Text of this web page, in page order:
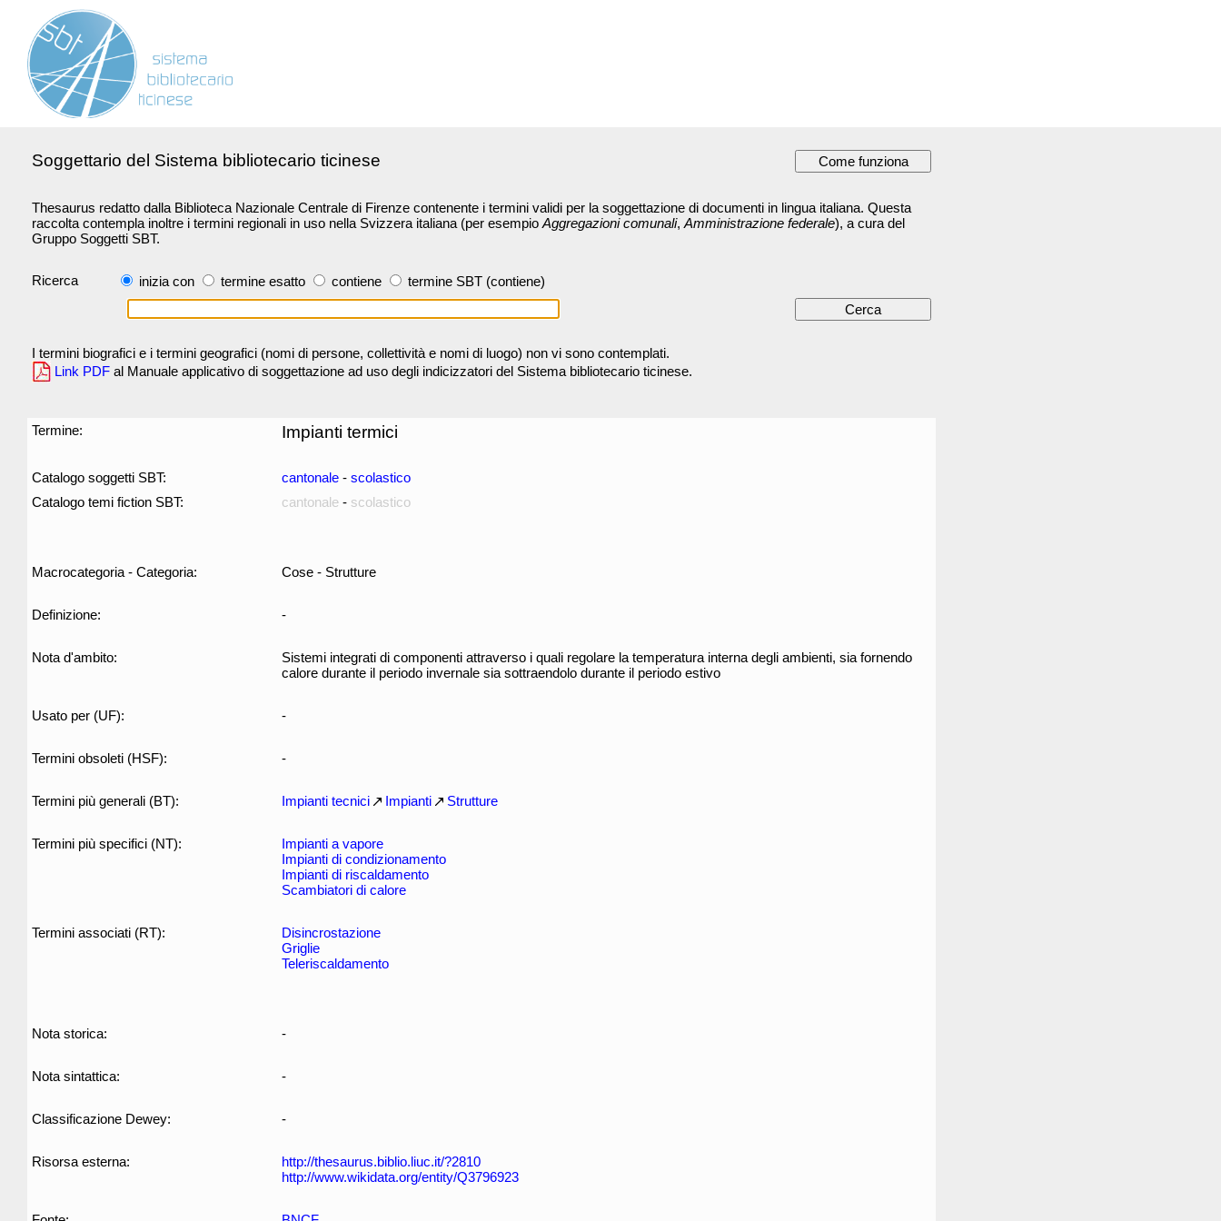
Soggettario del Sistema bibliotecario ticinese
Thesaurus redatto dalla Biblioteca Nazionale Centrale di Firenze contenente i termini validi per la soggettazione di documenti in lingua italiana. Questa
raccolta contempla inoltre i termini regionali in uso nella Svizzera italiana (per esempio Aggregazioni comunali, Amministrazione federale), a cura del
Gruppo Soggetti SBT.
Ricerca inizia con termine esatto contiene termine SBT (contiene)
I termini biografici e i termini geografici (nomi di persone, collettività e nomi di luogo) non vi sono contemplati.
Link PDF al Manuale applicativo di soggettazione ad uso degli indicizzatori del Sistema bibliotecario ticinese.
Termine: Impianti termici
Catalogo soggetti SBT: cantonale - scolastico
Catalogo temi fiction SBT:
cantonale - scolastico
Macrocategoria - Categoria: Cose - Strutture
Definizione: -
Nota d'ambito:
Sistemi integrati di componenti attraverso i quali regolare la temperatura interna degli ambienti, sia fornendo
calore durante il periodo invernale sia sottraendolo durante il periodo estivo
Usato per (UF): -
Termini obsoleti (HSF): -
Termini più generali (BT): Impianti tecnici Impianti Strutture
Termini più specifici (NT):
Impianti a vapore
Impianti di condizionamento
Impianti di riscaldamento
Scambiatori di calore
Termini associati (RT):
Disincrostazione
Griglie
Teleriscaldamento
Nota storica: -
Nota sintattica: -
Classificazione Dewey: -
Risorsa esterna:
http://thesaurus.biblio.liuc.it/?2810
http://www.wikidata.org/entity/Q3796923